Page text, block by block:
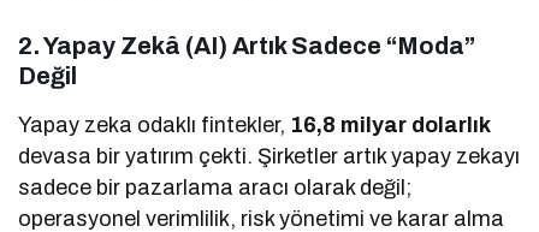
2. Yapay Zekâ (AI) Artık Sadece “Moda”
Değil
Yapay zeka odaklı fintekler, 16,8 milyar dolarlık
devasa bir yatırım çekti. Şirketler artık yapay zekayı
sadece bir pazarlama aracı olarak değil;
operasyonel verimlilik, risk yönetimi ve karar alma